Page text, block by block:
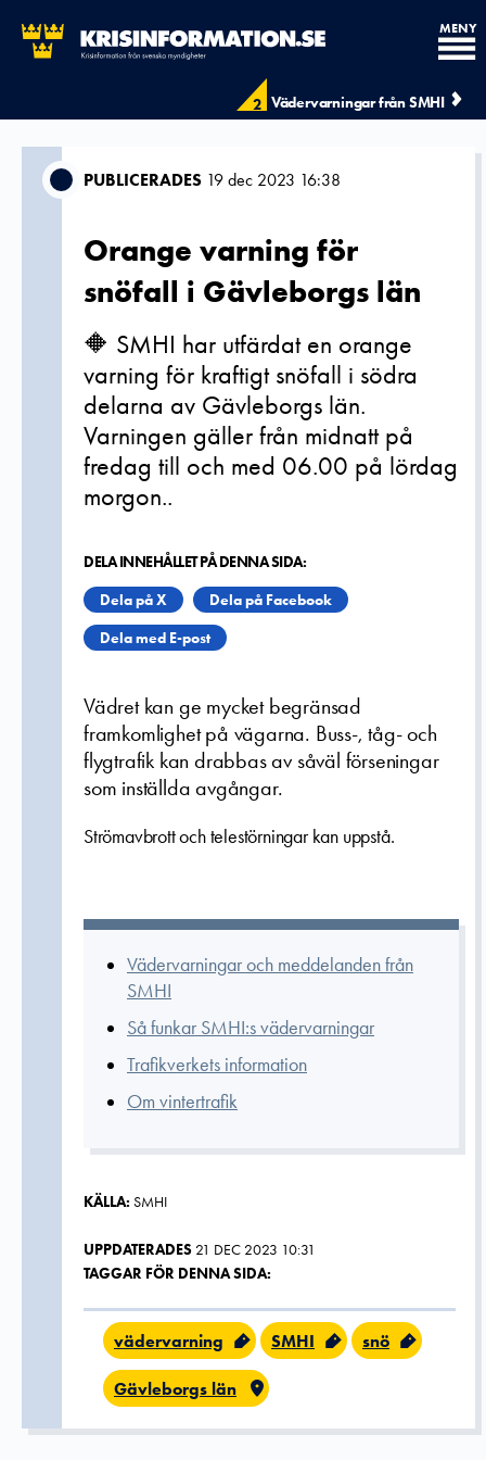
2 Vädervarningar från SMHI
MENY
PUBLICERADES 19 dec 2023 16:38
Orange varning för
snöfall i Gävleborgs län
🔶 SMHI har utfärdat en orange
varning för kraftigt snöfall i södra
delarna av Gävleborgs län.
Varningen gäller från midnatt på
fredag till och med 06.00 på lördag
morgon..
DELA INNEHÅLLET PÅ DENNA SIDA:
Dela på X
Dela på Facebook
Dela med E-post
Vädret kan ge mycket begränsad
framkomlighet på vägarna. Buss-, tåg- och
flygtrafik kan drabbas av såväl förseningar
som inställda avgångar.
Strömavbrott och telestörningar kan uppstå.
Vädervarningar och meddelanden från
SMHI
Så funkar SMHI:s vädervarningar
Trafikverkets information
Om vintertrafik
KÄLLA: SMHI
UPPDATERADES 21 DEC 2023 10:31
TAGGAR FÖR DENNA SIDA:
vädervarning SMHI snö
Gävleborgs län